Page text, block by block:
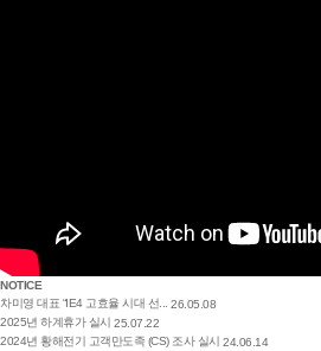
NOTICE
차미영 대표 “IE4 고효율 시대 선... 26.05.08
2025년 하계휴가 실시 25.07.22
2024년 황해전기 고객만도족 (CS) 조사 실시 24.06.14